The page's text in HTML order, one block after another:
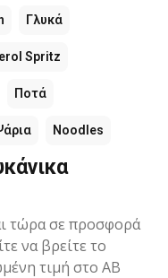
Γλυκά
Spritz
Ποτά
Noodles
τώρα σε προσφορά
να βρείτε το
τιμή στο ΑΒ